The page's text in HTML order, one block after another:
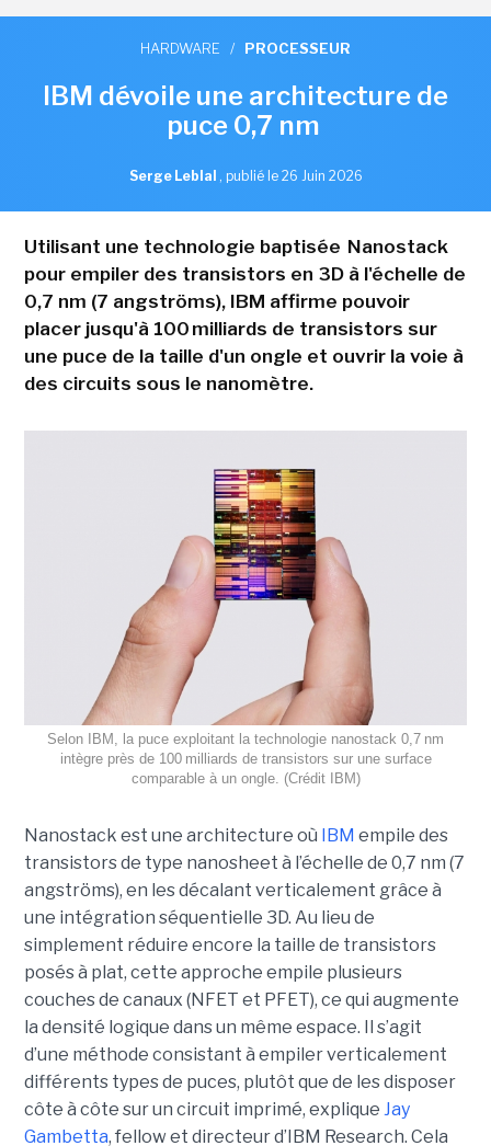
HARDWARE / PROCESSEUR
IBM dévoile une architecture de
puce 0,7 nm
Serge Leblal , publié le 26 Juin 2026
Utilisant une technologie baptisée Nanostack
pour empiler des transistors en 3D à l'échelle de
0,7 nm (7 angströms), IBM affirme pouvoir
placer jusqu'à 100 milliards de transistors sur
une puce de la taille d'un ongle et ouvrir la voie à
des circuits sous le nanomètre.
Selon IBM, la puce exploitant la technologie nanostack 0,7 nm
intègre près de 100 milliards de transistors sur une surface
comparable à un ongle. (Crédit IBM)
Nanostack est une architecture où IBM empile des
transistors de type nanosheet à l’échelle de 0,7 nm (7
angströms), en les décalant verticalement grâce à
une intégration séquentielle 3D. Au lieu de
simplement réduire encore la taille de transistors
posés à plat, cette approche empile plusieurs
couches de canaux (NFET et PFET), ce qui augmente
la densité logique dans un même espace. Il s’agit
d’une méthode consistant à empiler verticalement
différents types de puces, plutôt que de les disposer
côte à côte sur un circuit imprimé, explique Jay
Gambetta, fellow et directeur d’IBM Research. Cela